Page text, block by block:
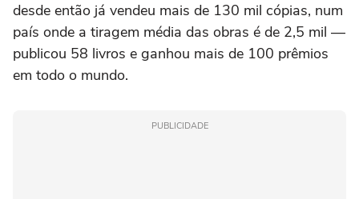
desde então já vendeu mais de 130 mil cópias, num
país onde a tiragem média das obras é de 2,5 mil —
publicou 58 livros e ganhou mais de 100 prêmios
em todo o mundo.
PUBLICIDADE